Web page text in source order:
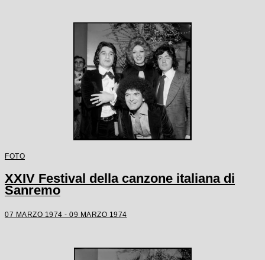
FOTO
XXIV Festival della canzone italiana di
Sanremo
07 MARZO 1974 - 09 MARZO 1974